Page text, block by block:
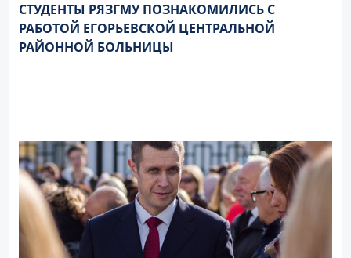
СТУДЕНТЫ РЯЗГМУ ПОЗНАКОМИЛИСЬ С
РАБОТОЙ ЕГОРЬЕВСКОЙ ЦЕНТРАЛЬНОЙ
РАЙОННОЙ БОЛЬНИЦЫ